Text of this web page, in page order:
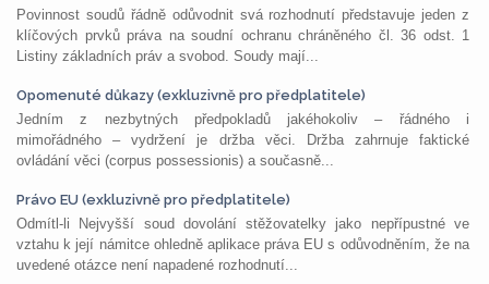
Povinnost soudů řádně odůvodnit svá rozhodnutí představuje jeden z
klíčových prvků práva na soudní ochranu chráněného čl. 36 odst. 1
Listiny základních práv a svobod. Soudy mají...
Opomenuté důkazy (exkluzivně pro předplatitele)
Jedním z nezbytných předpokladů jakéhokoliv – řádného i
mimořádného – vydržení je držba věci. Držba zahrnuje faktické
ovládání věci (corpus possessionis) a současně...
Právo EU (exkluzivně pro předplatitele)
Odmítl-li Nejvyšší soud dovolání stěžovatelky jako nepřípustné ve
vztahu k její námitce ohledně aplikace práva EU s odůvodněním, že na
uvedené otázce není napadené rozhodnutí...